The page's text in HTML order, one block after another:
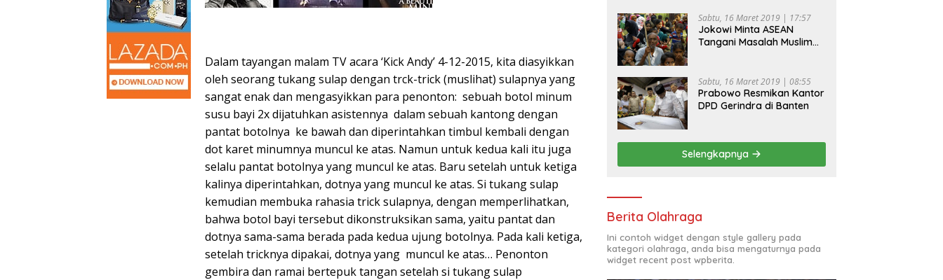
Dalam tayangan malam TV acara ‘Kick Andy’ 4-12-2015, kita diasyikkan
oleh seorang tukang sulap dengan trck-trick (muslihat) sulapnya yang
sangat enak dan mengasyikkan para penonton: sebuah botol minum
susu bayi 2x dijatuhkan asistennya dalam sebuah kantong dengan
pantat botolnya ke bawah dan diperintahkan timbul kembali dengan
dot karet minumnya muncul ke atas. Namun untuk kedua kali itu juga
selalu pantat botolnya yang muncul ke atas. Baru setelah untuk ketiga
kalinya diperintahkan, dotnya yang muncul ke atas. Si tukang sulap
kemudian membuka rahasia trick sulapnya, dengan memperlihatkan,
bahwa botol bayi tersebut dikonstruksikan sama, yaitu pantat dan
dotnya sama-sama berada pada kedua ujung botolnya. Pada kali ketiga,
setelah tricknya dipakai, dotnya yang muncul ke atas… Penonton
gembira dan ramai bertepuk tangan setelah si tukang sulap
Sabtu, 16 Maret 2019 | 17:57
Jokowi Minta ASEAN
Tangani Masalah Muslim
Sabtu, 16 Maret 2019 | 08:55
Prabowo Resmikan Kantor
DPD Gerindra di Banten
Selengkapnya
Berita Olahraga
Ini contoh widget dengan style gallery pada
kategori olahraga, anda bisa mengaturnya pada
widget recent post wpberita.